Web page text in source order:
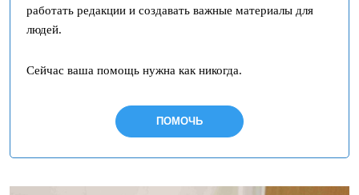
работать редакции и создавать важные материалы для
людей.
Сейчас ваша помощь нужна как никогда.
ПОМОЧЬ